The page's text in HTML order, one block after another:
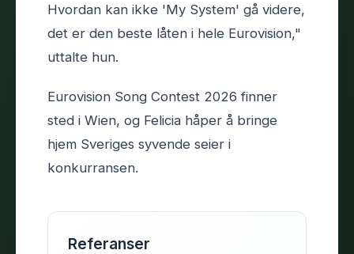
Hvordan kan ikke 'My System' gå videre,
det er den beste låten i hele Eurovision,"
uttalte hun.
Eurovision Song Contest 2026 finner
sted i Wien, og Felicia håper å bringe
hjem Sveriges syvende seier i
konkurransen.
Referanser